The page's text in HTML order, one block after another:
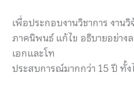
เพื่อประกอบงานวิชาการ งา
ภาคนิพนธ์ แก้ไข อธิบายอย่าง
เอกและโท
ประสบการณ์มากกว่า 15 ปี ทั้